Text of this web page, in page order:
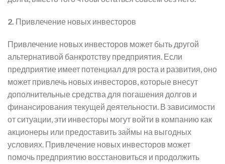
2. Привлечение новых инвесторов
Привлечение новых инвесторов может быть другой
альтернативой банкротству предприятия. Если
предприятие имеет потенциал для роста и развития, оно
может привлечь новых инвесторов, которые внесут
дополнительные средства для погашения долгов и
финансирования текущей деятельности. В зависимости
от ситуации, эти инвесторы могут войти в компанию как
акционеры или предоставить займы на выгодных
условиях. Привлечение новых инвесторов может
помочь предприятию восстановиться и продолжить